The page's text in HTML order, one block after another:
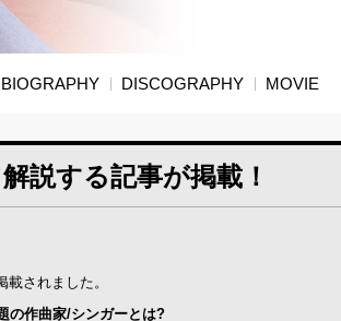
BIOGRAPHY DISCOGRAPHY MOVIE
説する記事が掲載！
されました。
の作曲家/シンガーとは?